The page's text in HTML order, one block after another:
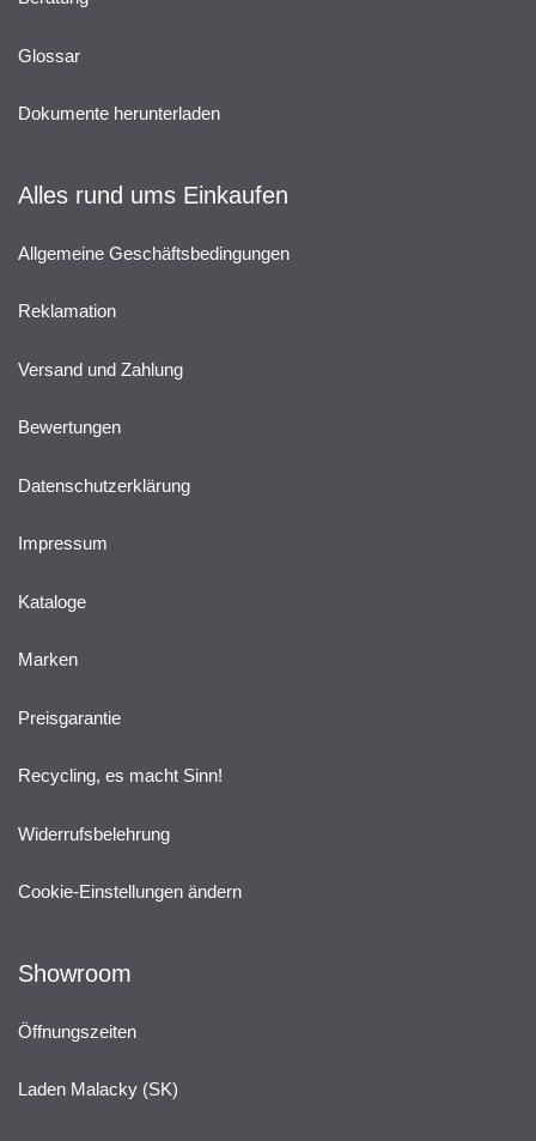
Glossar
Dokumente herunterladen
Alles rund ums Einkaufen
Allgemeine Geschäftsbedingungen
Reklamation
Versand und Zahlung
Bewertungen
Datenschutzerklärung
Impressum
Kataloge
Marken
Preisgarantie
Recycling, es macht Sinn!
Widerrufsbelehrung
Cookie-Einstellungen ändern
Showroom
Öffnungszeiten
Laden Malacky (SK)